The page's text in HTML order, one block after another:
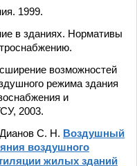
1999.
в зданиях. Нормативы
возможностей
режима здания
и
2003.
С. Н. Воздушный
воздушного
жилых зданий